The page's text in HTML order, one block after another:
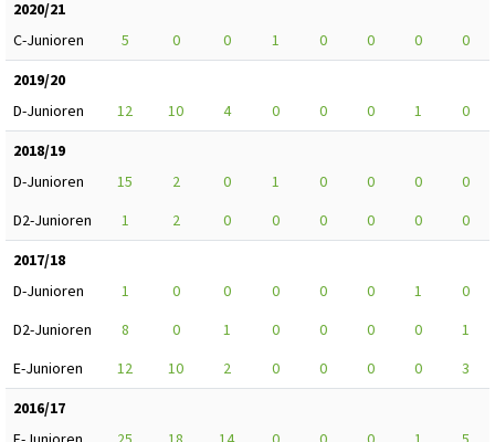
2020/21
C-Junioren
5 0 0 1 0 0 0
0
2019/20
D-Junioren
12 10 4 0 0 0 1
0
2018/19
D-Junioren
15 2 0 1 0 0 0
0
D2-Junioren
1 2 0 0 0 0 0
0
2017/18
D-Junioren
1 0 0 0 0 0 1
0
D2-Junioren
8 0 1 0 0 0 0
1
E-Junioren
12 10 2 0 0 0 0
3
2016/17